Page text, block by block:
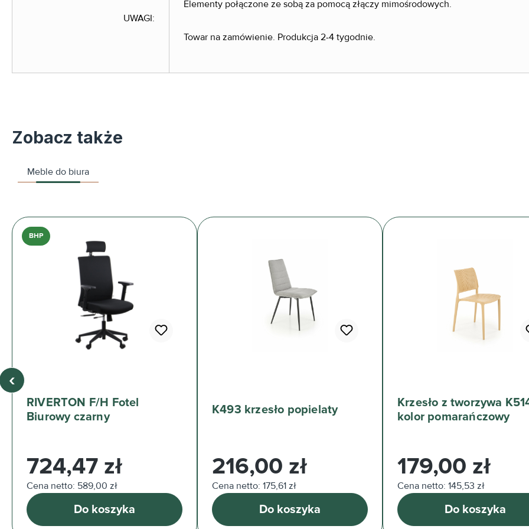
UWAGI:
Elementy połączone ze sobą za pomocą złączy mimośrodowych.
Towar na zamówienie. Produkcja 2-4 tygodnie.
Zobacz także
Meble do biura
RIVERTON F/H Fotel
Biurowy czarny
BHP
Cena regularna:
724,47 zł
Cena netto: 589,00 zł
Do koszyka
K493 krzesło popielaty
Cena regularna:
216,00 zł
Cena netto: 175,61 zł
Do koszyka
Krzesło z tworzywa
kolor pomarańczowy
Cena regularna:
179,00 zł
Cena netto: 145,53 zł
Do koszyka
‹